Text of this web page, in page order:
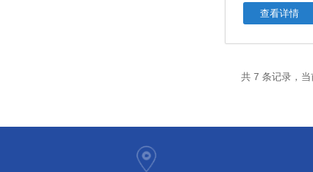
查看详情
共 7 条记录，